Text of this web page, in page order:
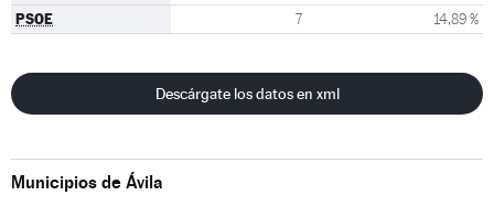
PSOE 7 14,89 %
Descárgate los datos en xml
Municipios de Ávila